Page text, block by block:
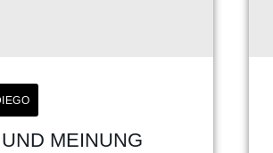
MEINUNG